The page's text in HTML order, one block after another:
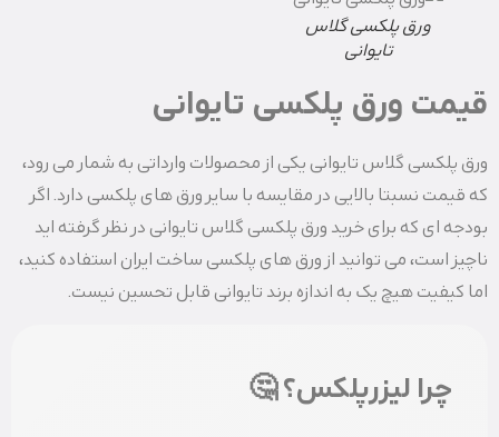
ورق پلکسی گلاس
تایوانی
قیمت ورق پلکسی تایوانی
ورق پلکسی گلاس تایوانی یکی از محصولات وارداتی به شمار می رود،
که قیمت نسبتا بالایی در مقایسه با سایر ورق های پلکسی دارد. اگر
بودجه ای که برای خرید ورق پلکسی گلاس تایوانی در نظر گرفته اید
ناچیز است، می توانید از ورق های پلکسی ساخت ایران استفاده کنید،
اما کیفیت هیچ یک به اندازه برند تایوانی قابل تحسین نیست.
چرا لیزرپلکس؟ 🤔